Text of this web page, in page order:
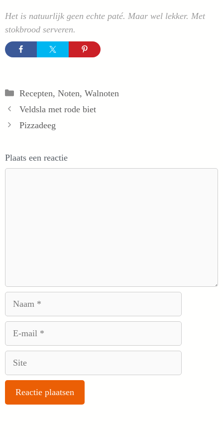
Het is natuurlijk geen echte paté. Maar wel lekker. Met
stokbrood serveren.
Categorieën
Recepten, Noten, Walnoten
Veldsla met rode biet
Pizzadeeg
Plaats een reactie